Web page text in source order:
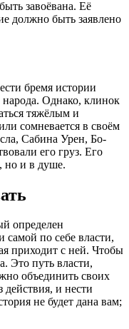
завоёвана. Её
должно быть заявлено
бремя истории
Однако, клинок
тяжёлым и
сомневается в своём
Сабина Урен, Бо-
его груз. Его
но и в душе.
определен
самой по себе власти,
приходит с ней. Чтобы
Это путь власти,
объединить своих
и нести
не будет дана вам;